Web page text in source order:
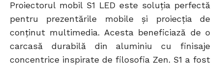
Proiectorul mobil S1 LED este soluția perfectă
pentru prezentările mobile și proiecția de
conținut multimedia. Acesta beneficiază de o
carcasă durabilă din aluminiu cu finisaje
concentrice inspirate de filosofia Zen. S1 a fost